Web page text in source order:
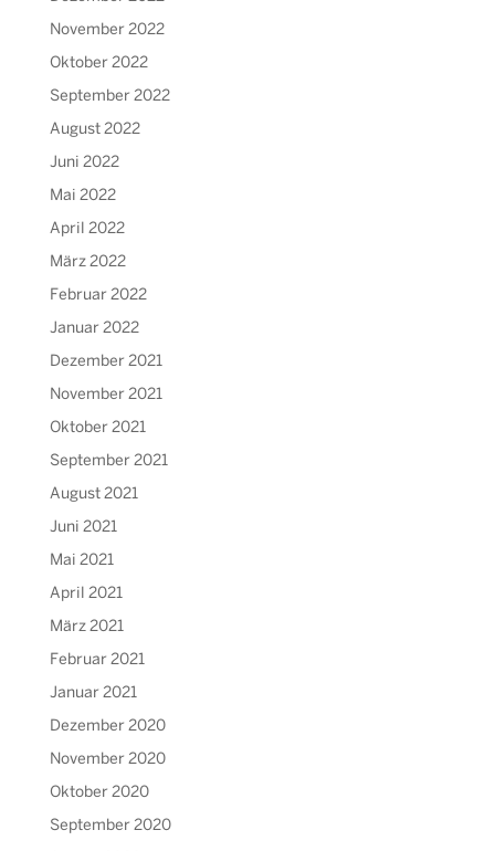
November 2022
Oktober 2022
September 2022
August 2022
Juni 2022
Mai 2022
April 2022
März 2022
Februar 2022
Januar 2022
Dezember 2021
November 2021
Oktober 2021
September 2021
August 2021
Juni 2021
Mai 2021
April 2021
März 2021
Februar 2021
Januar 2021
Dezember 2020
November 2020
Oktober 2020
September 2020